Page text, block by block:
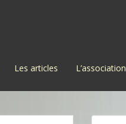
Les articles L’association